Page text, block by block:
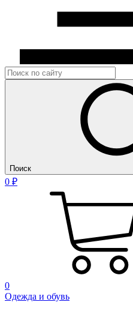
Поиск
0 ₽
0
Одежда и обувь